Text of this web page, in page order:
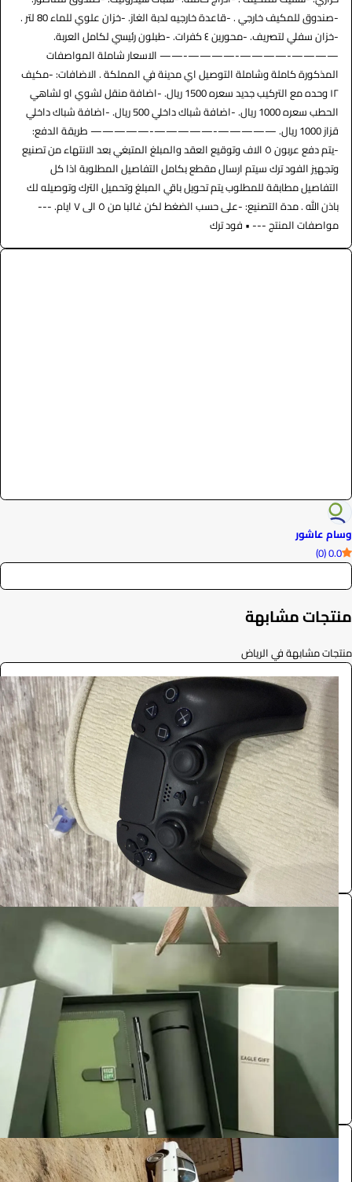
-صندوق للمكيف خارجي . -قاعدة خارجيه لدبة الغاز. -خزان علوي للماء 80 لتر .
-خزان سفلي لتصريف. -محورين ٤ كفرات. -طبلون رئيسي لكامل العربة.
————-————-————-—— الاسعار شاملة المواصفات
المذكورة كاملة وشاملة التوصيل اي مدينة في المملكة . الاضافات: -مكيف
١٢ وحده مع التركيب جديد سعره 1500 ريال. -اضافة منقل لشوي او لشاهي
الحطب سعره 1000 ريال. -اضافة شباك داخلي 500 ريال. -اضافة شباك داخلي
قزاز 1000 ريال. —————-—————-————— طريقة الدفع:
-يتم دفع عربون ٥ الاف وتوقيع العقد والمبلغ المتبغي بعد الانتهاء من تصنيع
وتجهيز الفود ترك سيتم ارسال مقطع بكامل التفاصيل المطلوبة اذا كل
التفاصيل مطابقة للمطلوب يتم تحويل باقي المبلغ وتحميل الترك وتوصيله لك
باذن الله . مدة التصنيع: -على حسب الضغط لكن غالبا من ٥ الى ٧ ايام. ---
مواصفات المنتج --- • فود ترك
وسام عاشور
0.0 (0)
منتجات مشابهة
منتجات مشابهة في الرياض
يد سوني
اخرى
1.1
/ اليوم
الرياض
Haithm AlShrieef
0.0 (0)
هدايا دعائية مميزة للشركات
اخرى
203.5
ارت سبيس لتنظيم الفعاليات والمؤتمرات